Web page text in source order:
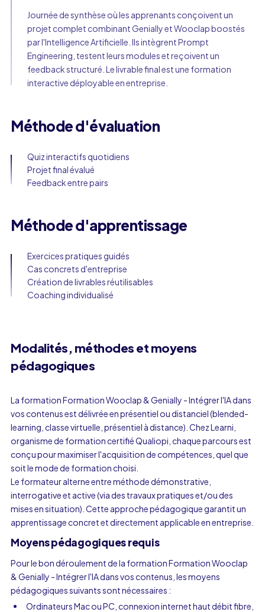
Journée de synthèse où les apprenants conçoivent un
projet complet combinant Genially et Wooclap boostés
par l'Intelligence Artificielle. Ils intègrent Prompt
Engineering, testent leurs modules et reçoivent un
feedback structuré. Le livrable final est une formation
interactive déployable en entreprise.
Méthode d'évaluation
Quiz interactifs quotidiens
Projet final évalué
Feedback entre pairs
Méthode d'apprentissage
Exercices pratiques guidés
Cas concrets d'entreprise
Création de livrables réutilisables
Coaching individualisé
Modalités, méthodes et moyens
pédagogiques
La formation Formation Wooclap & Genially - Intégrer l'IA dans
vos contenus est délivrée en présentiel ou distanciel (blended-
learning, classe virtuelle, présentiel à distance). Chez Learni,
organisme de formation certifié Qualiopi, chaque parcours est
conçu pour maximiser l'acquisition de compétences, quel que
soit le mode de formation choisi.
Le formateur alterne entre méthode démonstrative,
interrogative et active (via des travaux pratiques et/ou des
mises en situation). Cette approche pédagogique garantit un
apprentissage concret et directement applicable en entreprise.
Moyens pédagogiques requis
Pour le bon déroulement de la formation Formation Wooclap
& Genially - Intégrer l'IA dans vos contenus, les moyens
pédagogiques suivants sont nécessaires :
Ordinateurs Mac ou PC, connexion internet haut débit fibre,